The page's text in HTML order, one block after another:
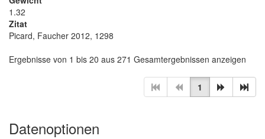
1.32
Zitat
Picard, Faucher 2012, 1298
Ergebnisse von 1 bis 20 aus 271 Gesamtergebnissen anzeigen
1
Datenoptionen